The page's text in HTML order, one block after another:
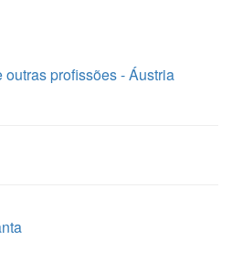
profissões - Áustria